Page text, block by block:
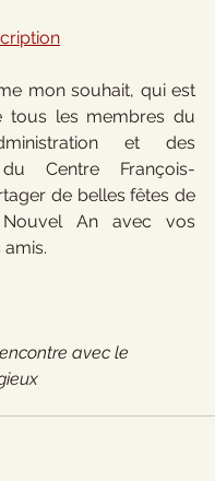
mon souhait, qui est
tous les membres du
et des
Centre François-
de belles fêtes de
An avec vos
avec le